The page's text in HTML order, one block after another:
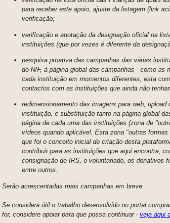
para receber este apoio, ajuste da listagem (link
verificação;
verificação e anotação da designação oficial na
instituições (que por vezes é diferente da
pesquisa proativa das campanhas das várias
do NIF, à página global das campanhas - como as
cada instituição em momentos diferentes, esta
contactos com as instituições que ainda não
redimensionamento das imagens para web, upload
instituição, e substituição tanto na página global
página de cada uma das instituições (zona de
vídeos quando aplicável. Esta zona "outras
que foi o conceito inicial de criação desta
contribuir para as instituições que aqui encontra,
consignação de IRS, o voluntariado, os donativos
entre outros.
Serão acrescentadas mais campanhas em breve.
Se considera útil o trabalho desenvolvido no portal
for, considere apoiar para que possa continuar - veja aqui